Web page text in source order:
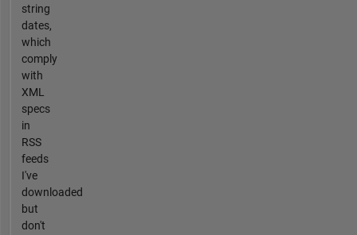
string
dates,
which
comply
with
XML
specs
in
RSS
feeds
I've
downloaded
but
don't